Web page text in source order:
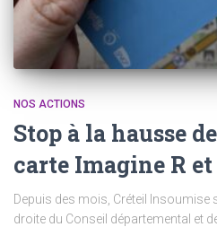
NOS ACTIONS
Stop à la hausse
carte Imagine R
Depuis des mois, Créteil Insoumise
droite du Conseil départemental et